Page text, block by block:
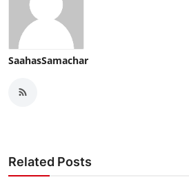
SaahasSamachar
Related Posts